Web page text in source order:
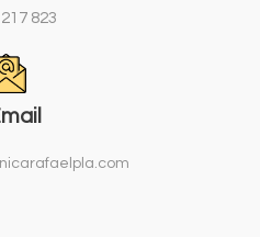
823